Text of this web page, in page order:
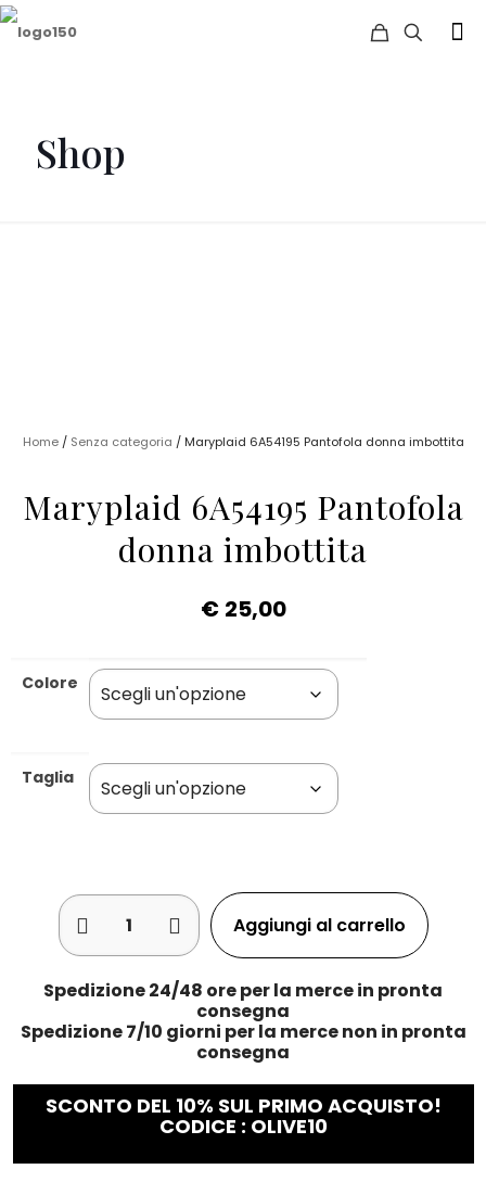
Shop
Home/ Senza categoria / Maryplaid 6A54195 Pantofola donna imbottita
Maryplaid 6A54195 Pantofola
donna imbottita
€ 25,00
Colore
Taglia
Aggiungi al carrello
Spedizione 24/48 ore per la merce in pronta
consegna
Spedizione 7/10 giorni per la merce non in pronta
consegna
SCONTO DEL 10% SUL PRIMO ACQUISTO!
CODICE : OLIVE10